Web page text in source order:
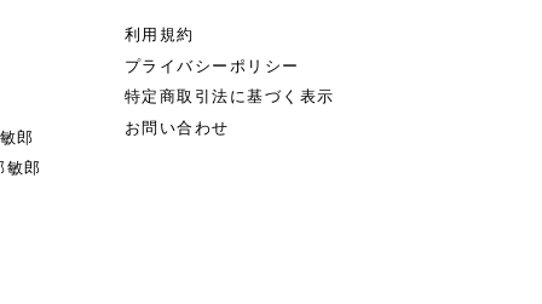
郎
敏郎
利用規約
プライバシーポリシー
特定商取引法に基づく表示
お問い合わせ